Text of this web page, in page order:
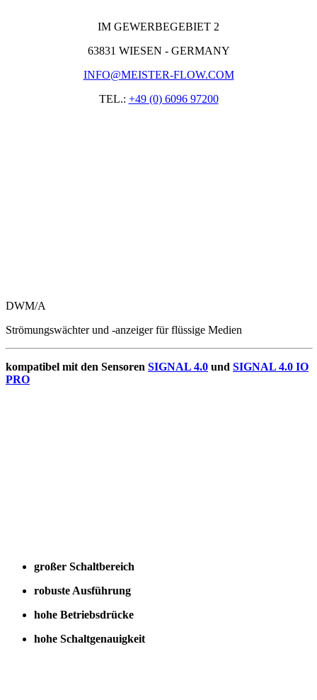
IM GEWERBEGEBIET 2
63831 WIESEN - GERMANY
INFO@MEISTER-FLOW.COM
TEL.: +49 (0) 6096 97200
DWM/A
Strömungswächter und -anzeiger für flüssige Medien
kompatibel mit den Sensoren SIGNAL 4.0 und SIGNAL 4.0 IO
PRO
großer Schaltbereich
robuste Ausführung
hohe Betriebsdrücke
hohe Schaltgenauigkeit